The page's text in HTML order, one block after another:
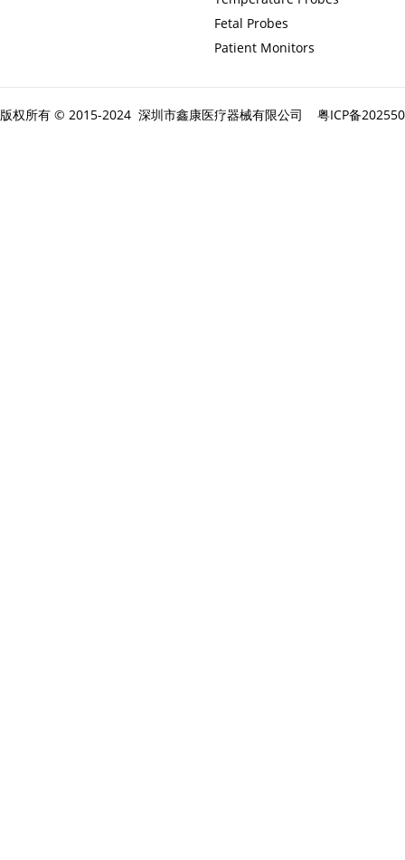
Fetal Probes
Patient Monitors
版权所有 © 2015-2024 深圳市鑫康医疗器械有限公司 粤ICP备